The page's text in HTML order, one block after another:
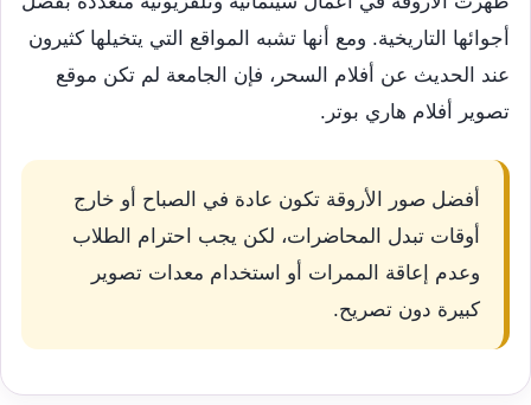
أجوائها التاريخية. ومع أنها تشبه المواقع التي يتخيلها كثيرون
عند الحديث عن أفلام السحر، فإن الجامعة لم تكن موقع
تصوير أفلام هاري بوتر.
أفضل صور الأروقة تكون عادة في الصباح أو خارج
أوقات تبدل المحاضرات، لكن يجب احترام الطلاب
وعدم إعاقة الممرات أو استخدام معدات تصوير
كبيرة دون تصريح.